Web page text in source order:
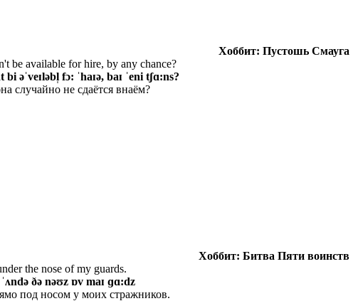
Хоббит: Пустошь Смауга
be available for hire, by any chance?
əˈveɪləbl̩ fɔ: ˈhaɪə, baɪ ˈeni tʃɑ:ns?
случайно не сдаётся внаём?
Хоббит: Битва Пяти воинств
the nose of my guards.
ðə nəʊz ɒv maɪ ɡɑ:dz
под носом у моих стражников.